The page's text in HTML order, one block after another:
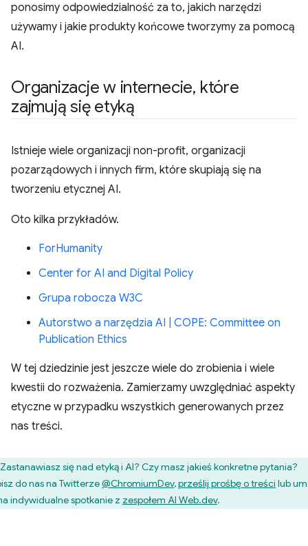
ponosimy odpowiedzialność za to, jakich narzędzi
używamy i jakie produkty końcowe tworzymy za pomocą
AI.
Organizacje w internecie, które
zajmują się etyką
Istnieje wiele organizacji non-profit, organizacji
pozarządowych i innych firm, które skupiają się na
tworzeniu etycznej AI.
Oto kilka przykładów.
ForHumanity
Center for AI and Digital Policy
Grupa robocza W3C
Autorstwo a narzędzia AI | COPE: Committee on
Publication Ethics
W tej dziedzinie jest jeszcze wiele do zrobienia i wiele
kwestii do rozważenia. Zamierzamy uwzględniać aspekty
etyczne w przypadku wszystkich generowanych przez
nas treści.
Zastanawiasz się nad etyką i AI? Czy masz jakieś konkretne pytania?
do nas na Twitterze@ChromiumDev,prześlij prośbę o treści lub
indywidualne spotkanie z zespołem AI Web.dev.